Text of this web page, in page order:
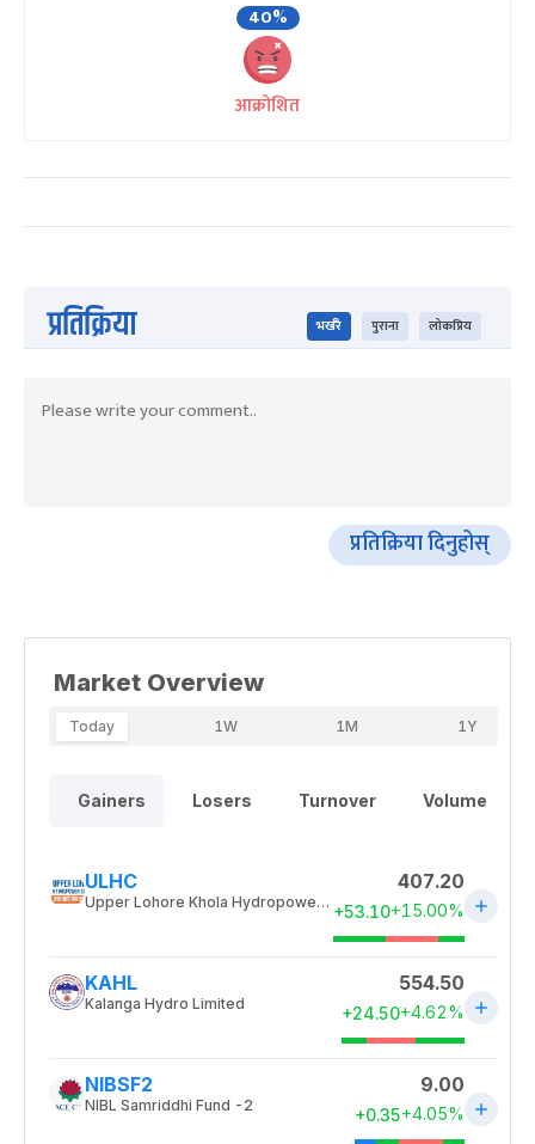
40%
आक्रोशित
प्रतिक्रिया भर्खरै पुराना लोकप्रिय
प्रतिक्रिया दिनुहोस्